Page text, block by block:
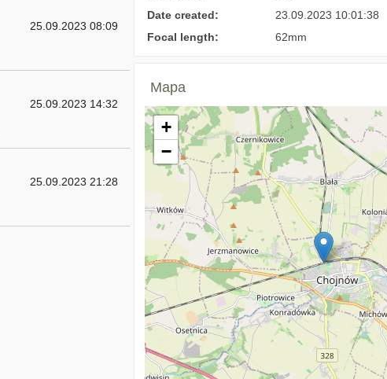
25.09.2023 08:09
25.09.2023 14:32
25.09.2023 21:28
Date created:
23.09.2023 10:01:38
Focal length:
62mm
Mapa
+
−